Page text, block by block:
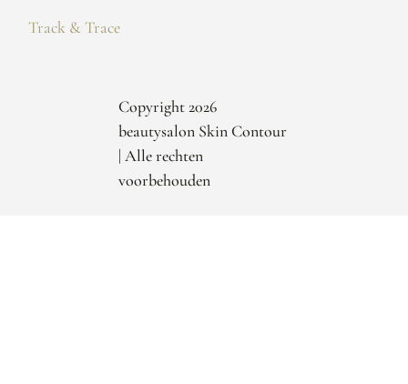
Track & Trace
Copyright 2026
beautysalon Skin Contour
| Alle rechten
voorbehouden